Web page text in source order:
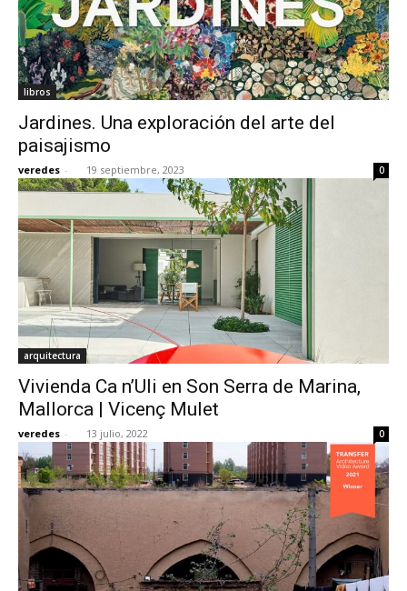
libros
Jardines. Una exploración del arte del
paisajismo
veredes - 19 septiembre, 2023 0
arquitectura
Vivienda Ca n’Uli en Son Serra de Marina,
Mallorca | Vicenç Mulet
veredes - 13 julio, 2022 0